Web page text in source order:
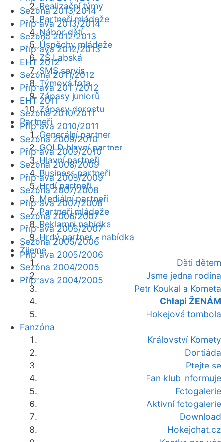
Realizační týmy
Partneři mládeže
Nábor dětí
Úspěchy mládeže
ZŠ Labská
SMS servis
Týmová fota
Zápasy juniorů
Zápasy dorostu
Partneři
Generální partner
GOLD hlavní partner
Hlavní partneři
Business partneři
Hrdí partneři
Mediální partneři
Partneři mládeže
Reklamní nabídka
Hrdý partner - nabídka
Žijeme
Děti dětem
Jsme jedna rodina
Petr Koukal a Kometa
Chlapi ŽENÁM
Hokejová tombola
Fanzóna
Království Komety
Dortiáda
Ptejte se
Fan klub informuje
Fotogalerie
Aktivní fotogalerie
Download
Hokejchat.cz
Sezóna 2013/2014
Příprava 2013/2014
Sezóna 2012/2013
Příprava 2012/2013
EHT 2012
Sezóna 2011/2012
Příprava 2011/2012
EHT 2011
Sezóna 2010/2011
Příprava 2010/2011
Sezóna 2009/2010
Příprava 2009/2010
Sezóna 2008/2009
Příprava 2008/2009
Sezóna 2007/2008
Příprava 2007/2008
Sezóna 2006/2007
Příprava 2006/2007
Sezóna 2005/2006
Příprava 2005/2006
Sezóna 2004/2005
Příprava 2004/2005